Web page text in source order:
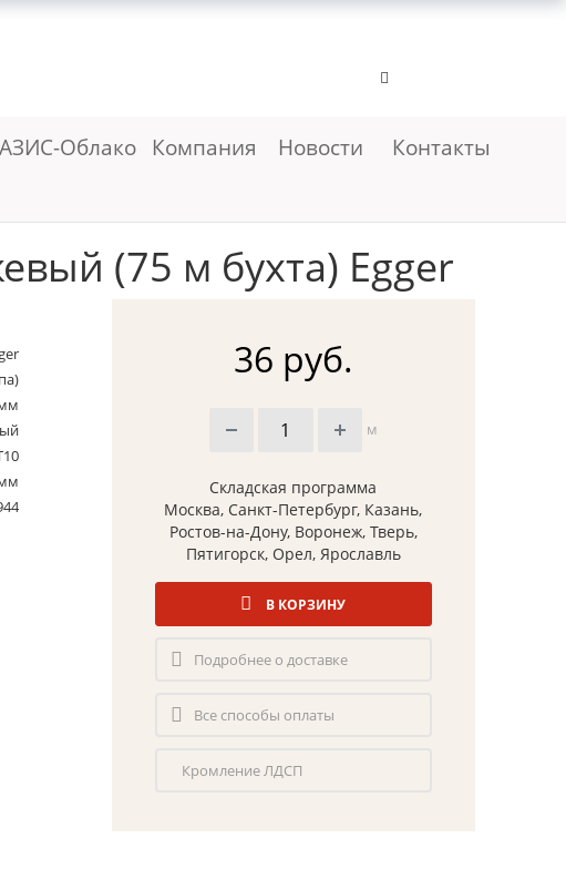
Облако Компания Новости Контакты
(75 м бухта) Egger
36 руб.
м
Складская программа
Москва, Санкт-Петербург, Казань,
Ростов-на-Дону, Воронеж, Тверь,
Пятигорск, Орел, Ярославль
В КОРЗИНУ
Подробнее о доставке
Все способы оплаты
Кромление ЛДСП